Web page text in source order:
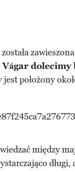
dolecimy
położony
między
długi,